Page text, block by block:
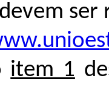
item 1